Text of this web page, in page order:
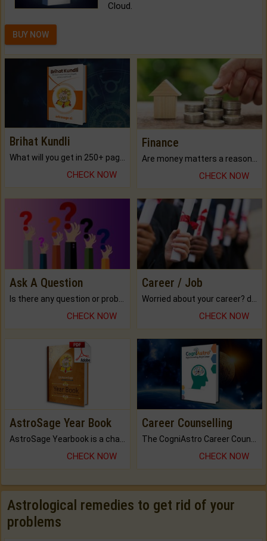
Cloud.
BUY NOW
Brihat Kundli
CHECK NOW
Finance
CHECK NOW
Ask A Question
Is there any question or problem lingering.
CHECK NOW
Career / Job
Worried about your career? don't know what is.
CHECK NOW
AstroSage Year Book
AstroSage Yearbook is a channel to fulfill your dreams and destiny.
CHECK NOW
Career Counselling
The CogniAstro Career Counselling Report is the most comprehensive report available on this topic.
CHECK NOW
Astrological remedies to get rid of your
problems